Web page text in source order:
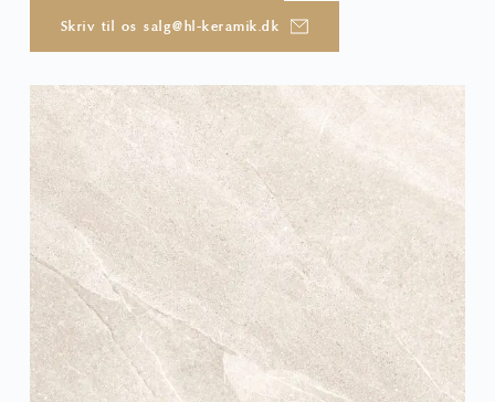
Skriv til os salg@hl-keramik.dk